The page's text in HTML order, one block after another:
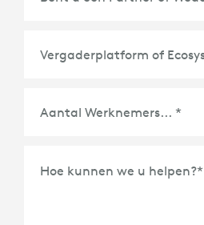
Hoe kunnen we u helpen?*